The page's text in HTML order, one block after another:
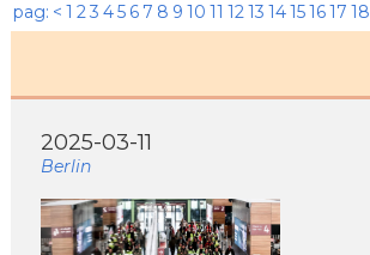
pag: < 1 23 45 6 7 8 9 10 11 1213 14151617 18
2025-03-11
Berlin